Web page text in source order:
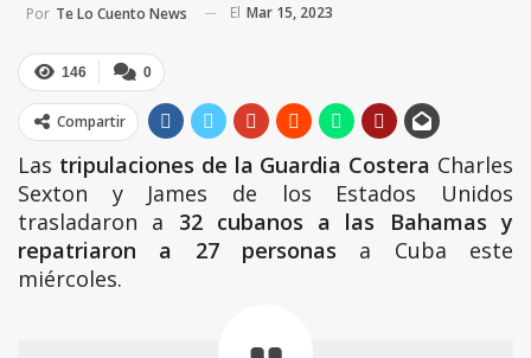
Por Te Lo Cuento News El Mar 15, 2023
0
146
Compartir
Las tripulaciones de la Guardia Costera Charles
Sexton y James de los Estados Unidos
trasladaron a 32 cubanos a las Bahamas y
repatriaron a 27 personas a Cuba este
miércoles.